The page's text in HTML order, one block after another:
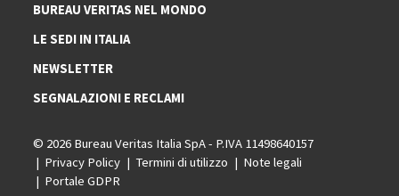
BUREAU VERITAS NEL MONDO
LE SEDI IN ITALIA
NEWSLETTER
SEGNALAZIONI E RECLAMI
© 2026 Bureau Veritas Italia SpA - P.IVA 11498640157
Privacy Policy
Termini di utilizzo
Note legali
Portale GDPR